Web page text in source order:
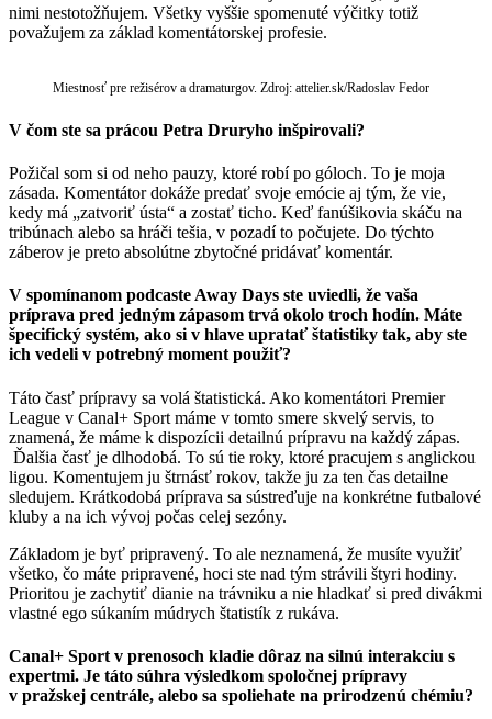
nimi nestotožňujem. Všetky vyššie spomenuté výčitky totiž
považujem za základ komentátorskej profesie.
Miestnosť pre režisérov a dramaturgov. Zdroj: attelier.sk/Radoslav Fedor
V čom ste sa prácou Petra Druryho inšpirovali?
Požičal som si od neho pauzy, ktoré robí po góloch. To je moja
zásada. Komentátor dokáže predať svoje emócie aj tým, že vie,
kedy má „zatvoriť ústa“ a zostať ticho. Keď fanúšikovia skáču na
tribúnach alebo sa hráči tešia, v pozadí to počujete. Do týchto
záberov je preto absolútne zbytočné pridávať komentár.
V spomínanom podcaste Away Days ste uviedli, že vaša
príprava pred jedným zápasom trvá okolo troch hodín. Máte
špecifický systém, ako si v hlave upratať štatistiky tak, aby ste
ich vedeli v potrebný moment použiť?
Táto časť prípravy sa volá štatistická. Ako komentátori Premier
League v Canal+ Sport máme v tomto smere skvelý servis, to
znamená, že máme k dispozícii detailnú prípravu na každý zápas.
Ďalšia časť je dlhodobá. To sú tie roky, ktoré pracujem s anglickou
ligou. Komentujem ju štrnásť rokov, takže ju za ten čas detailne
sledujem. Krátkodobá príprava sa sústreďuje na konkrétne futbalové
kluby a na ich vývoj počas celej sezóny.
Základom je byť pripravený. To ale neznamená, že musíte využiť
všetko, čo máte pripravené, hoci ste nad tým strávili štyri hodiny.
Prioritou je zachytiť dianie na trávniku a nie hladkať si pred divákmi
vlastné ego súkaním múdrych štatistík z rukáva.
Canal+ Sport v prenosoch kladie dôraz na silnú interakciu s
expertmi. Je táto súhra výsledkom spoločnej prípravy
v pražskej centrále, alebo sa spoliehate na prirodzenú chémiu?